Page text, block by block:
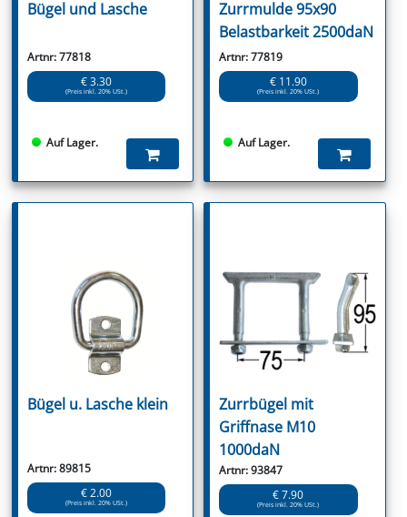
Bügel und Lasche
Artnr: 77818
€ 3.30
(Preis inkl. 20% USt.)
Auf Lager.
Zurrmulde 95x90
Belastbarkeit 2500daN
Artnr: 77819
€ 11.90
(Preis inkl. 20% USt.)
Auf Lager.
Bügel u. Lasche klein
Artnr: 89815
€ 2.00
(Preis inkl. 20% USt.)
Zurrbügel mit
Griffnase M10
1000daN
Artnr: 93847
€ 7.90
(Preis inkl. 20% USt.)